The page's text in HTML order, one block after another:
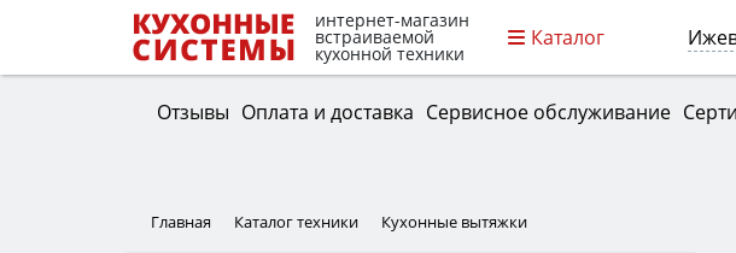
интернет-магазин
встраиваемой
кухонной техники
Каталог
Отзывы Оплата и доставка Сервисное обслуживание
Главная Каталог техники Кухонные вытяжки